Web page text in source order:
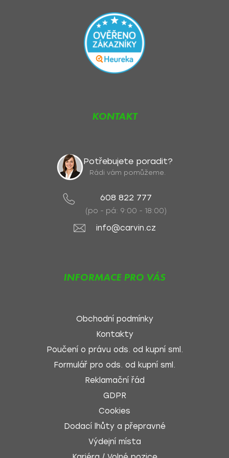
KONTAKT
Potřebujete poradit?
Rádi vám pomůžeme.
608 822 777
(po - pá: 9:00 - 18:00)
info@carvin.cz
INFORMACE PRO VÁS
Obchodní podmínky
Kontakty
Poučení o právu ods. od kupní sml.
Formulář pro ods. od kupní sml.
Reklamační řád
GDPR
Cookies
Dodací lhůty a přepravné
Výdejní místa